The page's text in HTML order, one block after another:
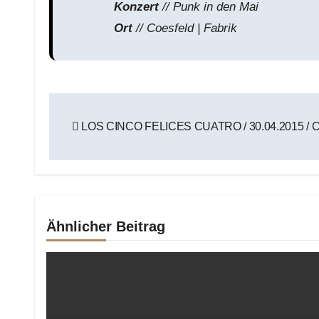
Konzert// Punk in den Mai
Ort// Coesfeld | Fabrik
LOS CINCO FELICES CUATRO / 30.04.2015 /
Ähnlicher Beitrag